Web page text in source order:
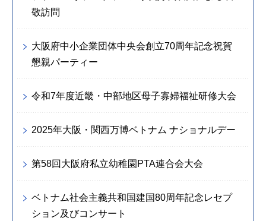
敬訪問
大阪府中小企業団体中央会創立70周年記念祝賀
懇親パーティー
令和7年度近畿・中部地区母子寡婦福祉研修大会
2025年大阪・関西万博ベトナム ナショナルデー
第58回大阪府私立幼稚園PTA連合会大会
ベトナム社会主義共和国建国80周年記念レセプ
ション及びコンサート